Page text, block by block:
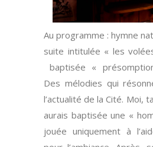
Au programme : hymne
suite intitulée « les
baptisée «
Des mélodies qui
l’actualité de la Cité. Moi,
aurais baptisée une «
jouée uniquement à